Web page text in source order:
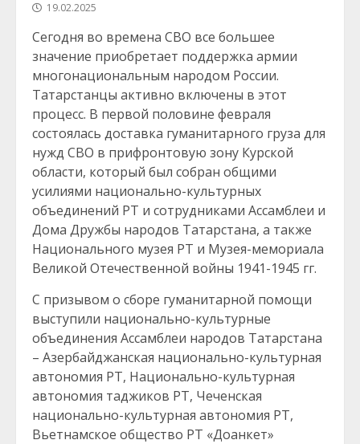
19.02.2025
Сегодня во времена СВО все большее
значение приобретает поддержка армии
многонациональным народом России.
Татарстанцы активно включены в этот
процесс. В первой половине февраля
состоялась доставка гуманитарного груза для
нужд СВО в прифронтовую зону Курской
области, который был собран общими
усилиями национально-культурных
объединений РТ и сотрудниками Ассамблеи и
Дома Дружбы народов Татарстана, а также
Национального музея РТ и Музея-мемориала
Великой Отечественной войны 1941-1945 гг.
С призывом о сборе гуманитарной помощи
выступили национально-культурные
объединения Ассамблеи народов Татарстана
– Азербайджанская национально-культурная
автономия РТ, Национально-культурная
автономия таджиков РТ, Чеченская
национально-культурная автономия РТ,
Вьетнамское общество РТ «Доанкет»